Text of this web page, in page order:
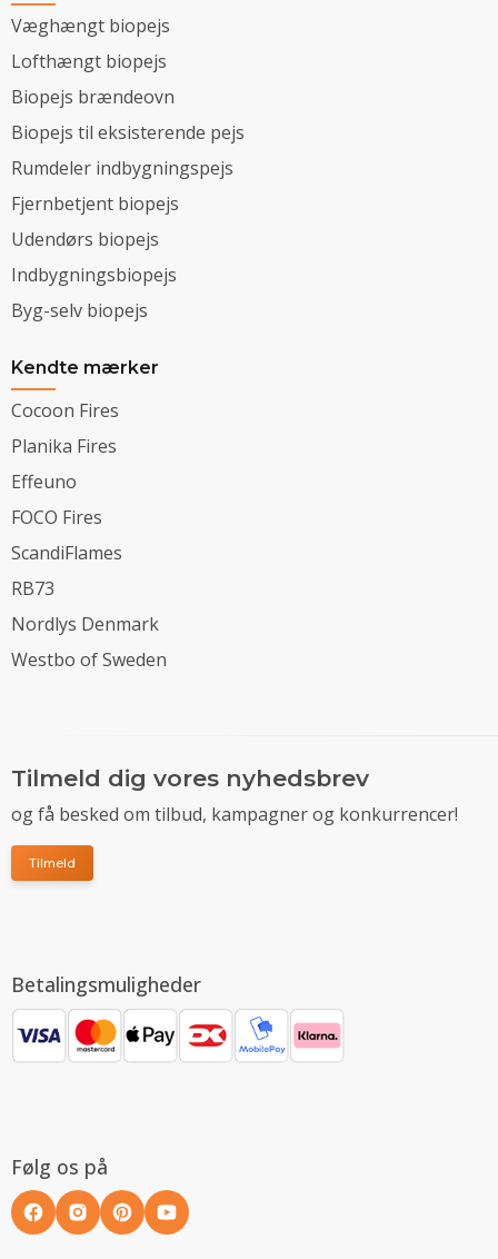
Væghængt biopejs
Lofthængt biopejs
Biopejs brændeovn
Biopejs til eksisterende pejs
Rumdeler indbygningspejs
Fjernbetjent biopejs
Udendørs biopejs
Indbygningsbiopejs
Byg-selv biopejs
Kendte mærker
Cocoon Fires
Planika Fires
Effeuno
FOCO Fires
ScandiFlames
RB73
Nordlys Denmark
Westbo of Sweden
Tilmeld dig vores nyhedsbrev
og få besked om tilbud, kampagner og konkurrencer!
Tilmeld
Betalingsmuligheder
Følg os på